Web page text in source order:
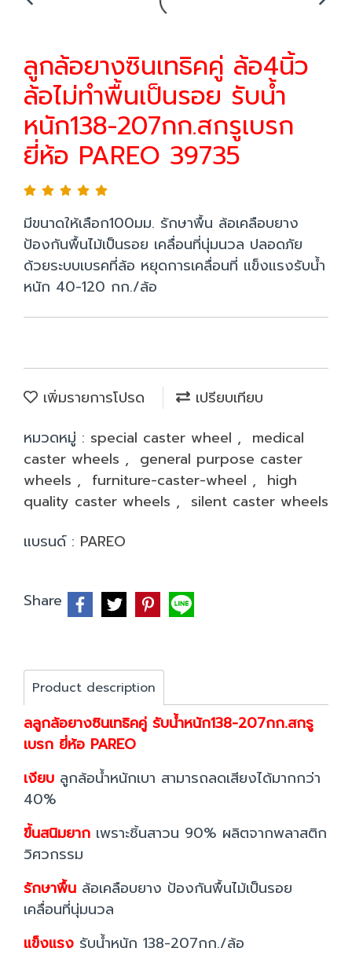
ลูกล้อยางซินเทธิคคู่ ล้อ4นิ้ว
ล้อไม่ทำพื้นเป็นรอย รับน้ำ
หนัก138-207กก.สกรูเบรก
ยี่ห้อ PAREO 39735
มีขนาดให้เลือก100มม. รักษาพื้น ล้อเคลือบยาง
ป้องกันพื้นไม้เป็นรอย เคลื่อนที่นุ่มนวล ปลอดภัย
ด้วยระบบเบรคที่ล้อ หยุดการเคลื่อนที่ แข็งแรงรับน้ำ
หนัก 40-120 กก./ล้อ
เพิ่มรายการโปรด
เปรียบเทียบ
หมวดหมู่ : special caster wheel , medical
caster wheels , general purpose caster
wheels , furniture-caster-wheel , high
quality caster wheels , silent caster wheels
แบรนด์ : PAREO
Share
Product description
ลลูกล้อยางซินเทธิคคู่ รับน้ำหนัก138-207กก.สกรู
เบรก ยี่ห้อ PAREO
เงียบ ลูกล้อน้ำหนักเบา สามารถลดเสียงได้มากกว่า
40%
ขึ้นสนิมยาก เพราะชิ้นสาวน 90% ผลิตจากพลาสติก
วิศวกรรม
รักษาพื้น ล้อเคลือบยาง ป้องกันพื้นไม้เป็นรอย
เคลื่อนที่นุ่มนวล
แข็งแรง รับน้ำหนัก 138-207กก./ล้อ